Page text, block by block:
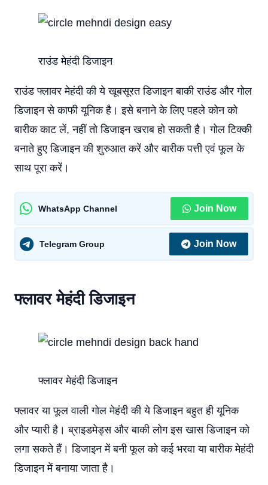
राउंड मेहंदी डिजाइन
राउंड फ्लावर मेहंदी की ये खूबसूरत डिजाइन बाकी राउंड और गोल
डिजाइन से काफी यूनिक है। इसे बनाने के लिए पहले कोन को
बारीक काट लें, नहीं तो डिजाइन खराब हो सकती है। गोल टिक्की
बनाते हुए डिजाइन की शुरुआत करें और बारीक पत्ती एवं फूल के
साथ पूरा करें।
WhatsApp Channel Join Now
Telegram Group Join Now
फ्लावर मेहंदी डिजाइन
फ्लावर मेहंदी डिजाइन
फ्लावर या फूल वाली गोल मेहंदी की ये डिजाइन बहुत ही यूनिक
और प्यारी है। ब्राइडमेड्स और बाकी लोग इस खास डिजाइन को
लगा सकते हैं। डिजाइन में बनी फूल को कई भरवा या बारीक मेहंदी
डिजाइन में बनाया जाता है।